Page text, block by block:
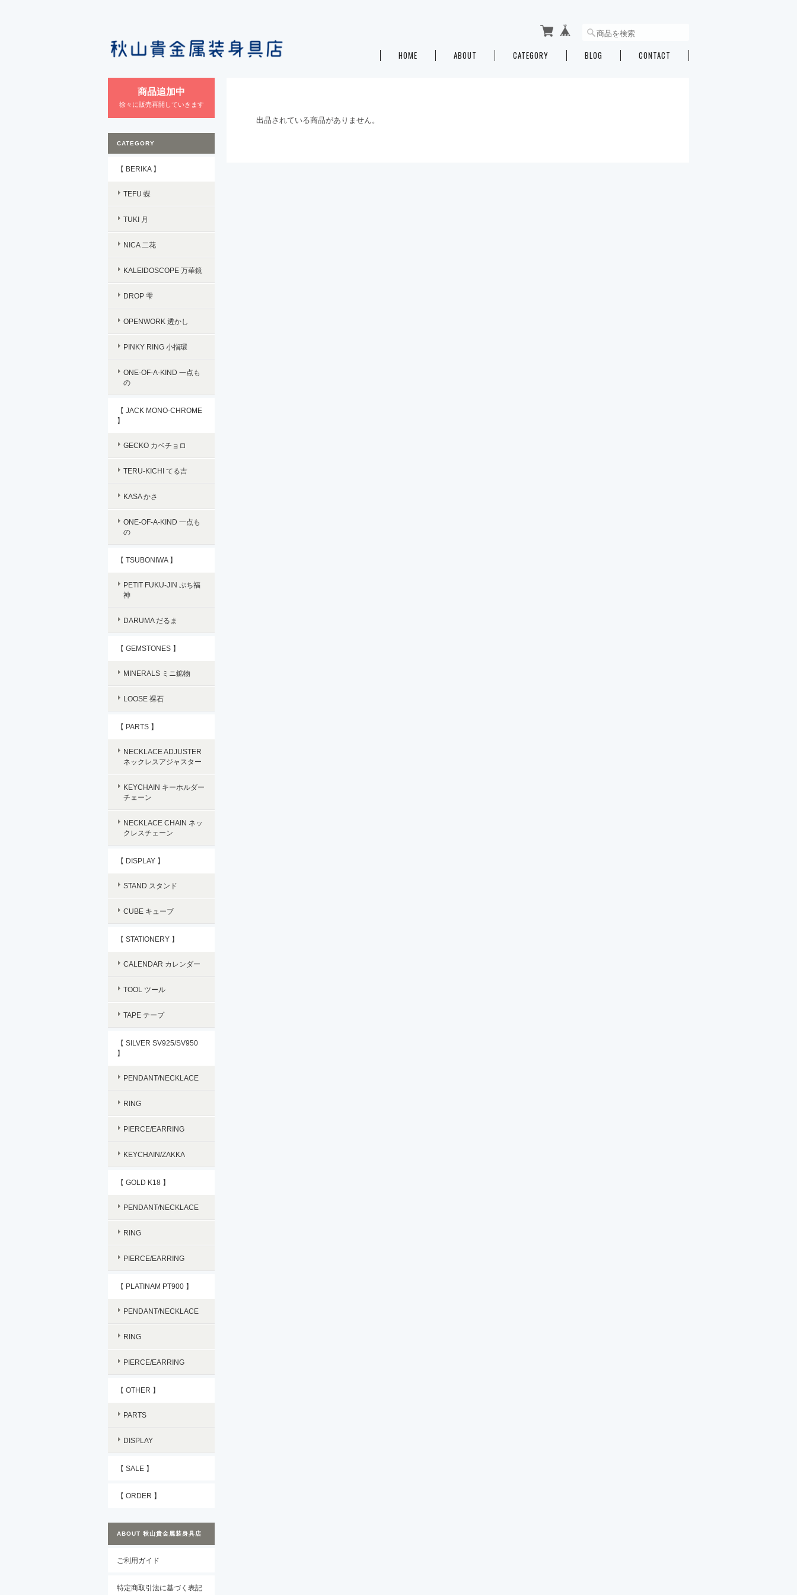
HOME ABOUT CATEGORY BLOG CONTACT
出品されている商品がありません。
商品追加中
徐々に販売再開していきます
CATEGORY
【 BERIKA 】
TEFU 蝶
TUKI 月
NICA 二花
KALEIDOSCOPE 万華鏡
DROP 雫
OPENWORK 透かし
PINKY RING 小指環
ONE-OF-A-KIND 一点も
の
【 JACK MONO-CHROME
】
GECKO カベチョロ
TERU-KICHI てる吉
KASA かさ
ONE-OF-A-KIND 一点も
の
【 TSUBONIWA 】
PETIT FUKU-JIN ぷち福
神
DARUMA だるま
【 GEMSTONES 】
MINERALS ミニ鉱物
LOOSE 裸石
【 PARTS 】
NECKLACE ADJUSTER
ネックレスアジャスター
KEYCHAIN キーホルダー
チェーン
NECKLACE CHAIN ネッ
クレスチェーン
【 DISPLAY 】
STAND スタンド
CUBE キューブ
【 STATIONERY 】
CALENDAR カレンダー
TOOL ツール
TAPE テープ
【 SILVER SV925/SV950
】
PENDANT/NECKLACE
RING
PIERCE/EARRING
KEYCHAIN/ZAKKA
【 GOLD K18 】
PENDANT/NECKLACE
RING
PIERCE/EARRING
【 PLATINAM PT900 】
PENDANT/NECKLACE
RING
PIERCE/EARRING
【 OTHER 】
PARTS
DISPLAY
【 SALE 】
【 ORDER 】
ABOUT 秋山貴金属装身具店
ご利用ガイド
特定商取引法に基づく表記